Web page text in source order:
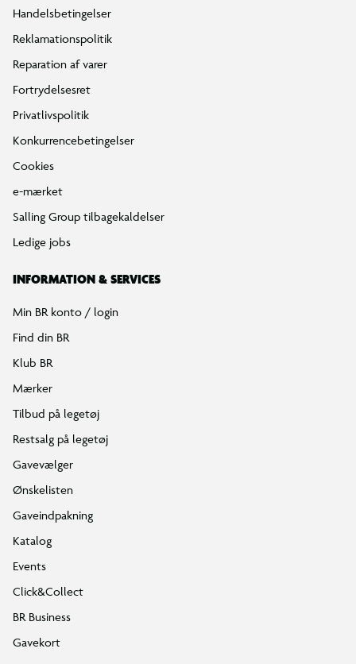
Handelsbetingelser
Reklamationspolitik
Reparation af varer
Fortrydelsesret
Privatlivspolitik
Konkurrencebetingelser
Cookies
e-mærket
Salling Group tilbagekaldelser
Ledige jobs
INFORMATION & SERVICES
Min BR konto / login
Find din BR
Klub BR
Mærker
Tilbud på legetøj
Restsalg på legetøj
Gavevælger
Ønskelisten
Gaveindpakning
Katalog
Events
Click&Collect
BR Business
Gavekort